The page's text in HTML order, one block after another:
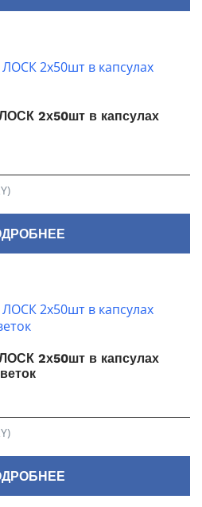
2х50шт в капсулах
2х50шт в капсулах